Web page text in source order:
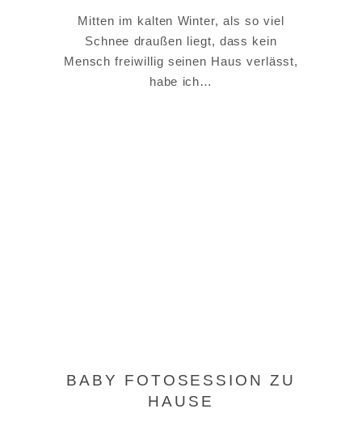
Mitten im kalten Winter, als so viel
Schnee draußen liegt, dass kein
Mensch freiwillig seinen Haus verlässt,
habe ich…
BABY FOTOSESSION ZU
HAUSE